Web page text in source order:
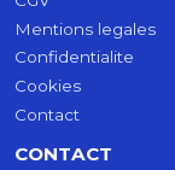
Mentions legales
Confidentialite
Cookies
Contact
CONTACT